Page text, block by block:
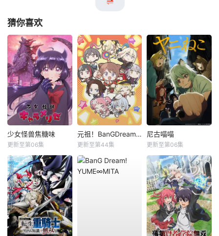
猜你喜欢
少女怪兽焦糖味
更新至第06集
元祖！BanGDream酱
更新至第44集
尼古喵喵
更新至第06集